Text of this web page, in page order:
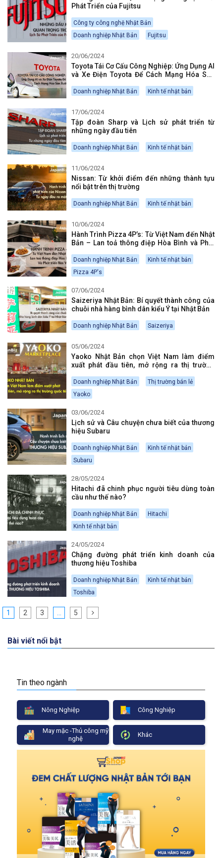
Phát Triển của Fujitsu
Công ty công nghệ Nhật Bản
Doanh nghiệp Nhật Bản
Fujitsu
20/06/2024
Toyota Tái Cơ Cấu Công Nghiệp: Ứng Dụng AI
và Xe Điện Toyota Để Cách Mạng Hóa Sản
Doanh nghiệp Nhật Bản Kinh tế nhật bản
17/06/2024
Tập đoàn Sharp và Lịch sử phát triển từ
những ngày đầu tiên
Doanh nghiệp Nhật Bản Kinh tế nhật bản
11/06/2024
Nissan: Từ khởi điểm đến những thành tựu
nổi bật trên thị trường
Doanh nghiệp Nhật Bản Kinh tế nhật bản
10/06/2024
Hành Trình Pizza 4P’s: Từ Việt Nam đến Nhật
Bản – Lan toả thông điệp Hòa Bình và Phát
Doanh nghiệp Nhật Bản
Kinh tế nhật bản
Pizza 4P's
07/06/2024
Saizeriya Nhật Bản: Bí quyết thành công của
chuỗi nhà hàng bình dân kiểu Ý tại Nhật Bản
Doanh nghiệp Nhật Bản Saizeriya
05/06/2024
Yaoko Nhật Bản chọn Việt Nam làm điểm
xuất phát đầu tiên, mở rộng ra thị trường
Doanh nghiệp Nhật Bản
Thị trường bán lẻ
Yaoko
03/06/2024
Lịch sử và Câu chuyện chưa biết của thương
hiệu Subaru
Doanh nghiệp Nhật Bản
Kinh tế nhật bản
Subaru
28/05/2024
Hitachi đã chinh phục người tiêu dùng toàn
cầu như thế nào?
Doanh nghiệp Nhật Bản
Hitachi
Kinh tế nhật bản
24/05/2024
Chặng đường phát triển kinh doanh của
thương hiệu Toshiba
Doanh nghiệp Nhật Bản
Kinh tế nhật bản
Toshiba
1 2 3 5
Bài viết nổi bật
Tin theo ngành
Nông Nghiệp Công Nghiệp
May mặc -Thủ công mỹ
nghệ
Khác